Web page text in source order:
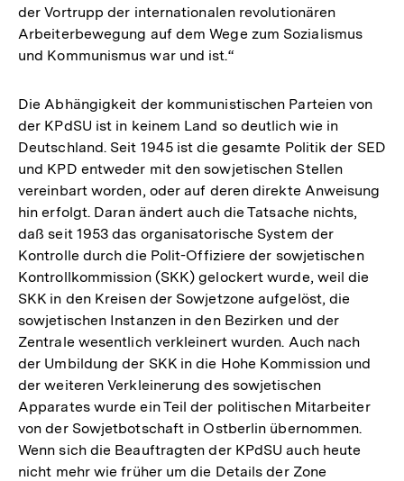
der Vortrupp der internationalen revolutionären
Arbeiterbewegung auf dem Wege zum Sozialismus
und Kommunismus war und ist.“
Die Abhängigkeit der kommunistischen Parteien von
der KPdSU ist in keinem Land so deutlich wie in
Deutschland. Seit 1945 ist die gesamte Politik der SED
und KPD entweder mit den sowjetischen Stellen
vereinbart worden, oder auf deren direkte Anweisung
hin erfolgt. Daran ändert auch die Tatsache nichts,
daß seit 1953 das organisatorische System der
Kontrolle durch die Polit-Offiziere der sowjetischen
Kontrollkommission (SKK) gelockert wurde, weil die
SKK in den Kreisen der Sowjetzone aufgelöst, die
sowjetischen Instanzen in den Bezirken und der
Zentrale wesentlich verkleinert wurden. Auch nach
der Umbildung der SKK in die Hohe Kommission und
der weiteren Verkleinerung des sowjetischen
Apparates wurde ein Teil der politischen Mitarbeiter
von der Sowjetbotschaft in Ostberlin übernommen.
Wenn sich die Beauftragten der KPdSU auch heute
nicht mehr wie früher um die Details der Zone